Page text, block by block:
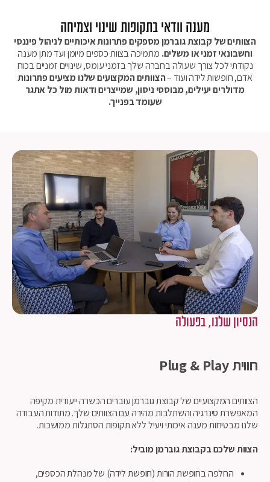
מענה וודאי בתקופות שינוי וצמיחה
הצוותים של קבוצת גוברמן מספקים פתרונות איכותיים לניהול פיננסי
וחשבונאי זמני או משלים.מתמיכה בצוות כספים מיומן ועד מתן מענה
נקודתי לכל צורך שעולה בחברה שלך בזמני עומס, שינויים זמניים בכוח
אדם, חופשות לידה ועוד –הצוותים המקצועים שלנו מציעים פתרונות
מדולרים יעילים, מבוססי ניסון, שמייצרים ודאות מול כל אתגר
שעומד בפנייך.
הנסיון שלנו, בפעולה
חוויתPlug & Play
הצוותים המקצועיים של קבוצת גוברמן עוברים הכשרה ייעודית מקיפה
המאפשרת סינרגיה והשתלבות מהירה עם הצוותים שלך. מתודות העבודה
שלנו מבטיחות מענה איכותי ויעיל ללא תקופות הסתגלות ממושכות.
הצוות שלכם בקבוצת גוברמן מוביל:
החלפה בחופשת הורות (חופשת לידה) של מנהלת הכספים,